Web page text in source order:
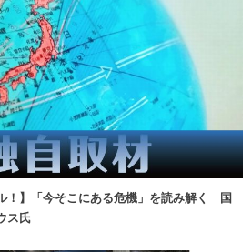
！】「今そこにある危機」を読み解く 国
ス氏